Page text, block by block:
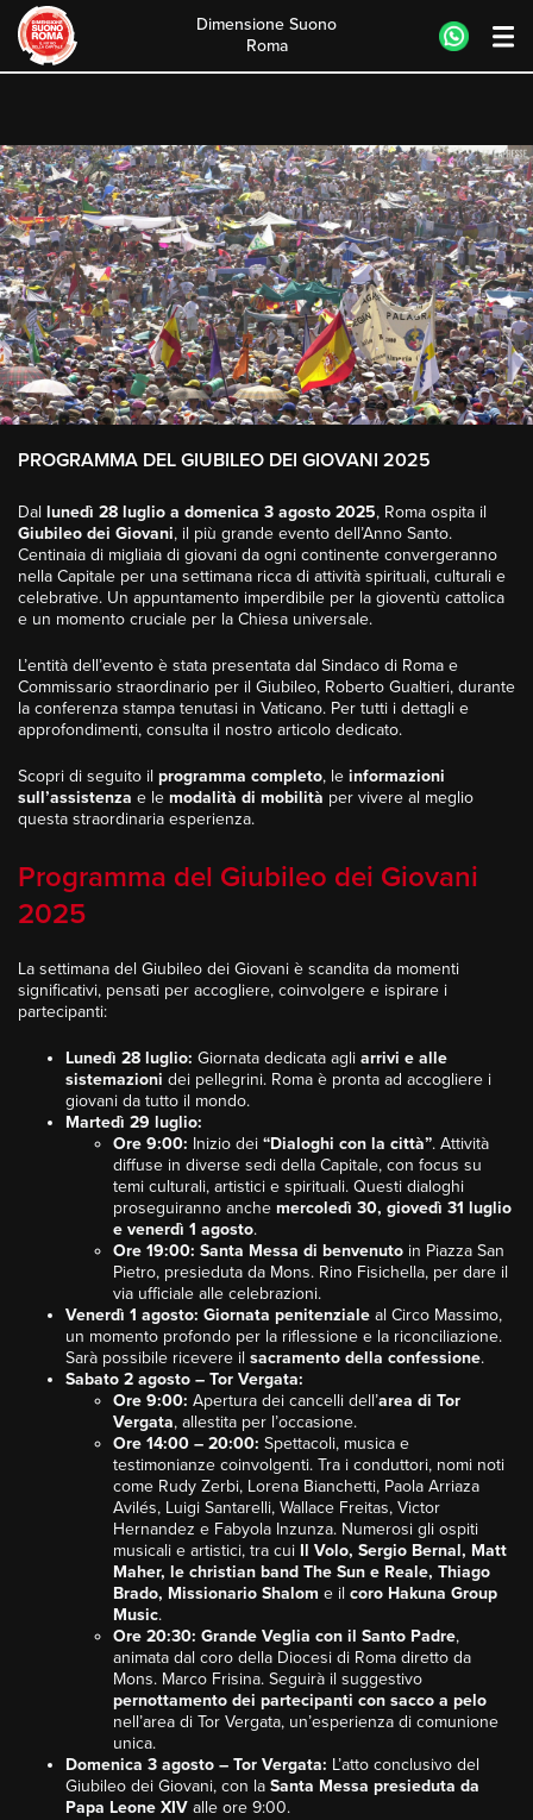
Giubileo dei Giovani 2025
content
Dimensione Suono
Roma
PROGRAMMA DEL GIUBILEO DEI GIOVANI 2025
Dal lunedì 28 luglio a domenica 3 agosto 2025, Roma ospita il
Giubileo dei Giovani, il più grande evento dell’Anno Santo.
Centinaia di migliaia di giovani da ogni continente convergeranno
nella Capitale per una settimana ricca di attività spirituali, culturali e
celebrative. Un appuntamento imperdibile per la gioventù cattolica
e un momento cruciale per la Chiesa universale.
L’entità dell’evento è stata presentata dal Sindaco di Roma e
Commissario straordinario per il Giubileo, Roberto Gualtieri, durante
la conferenza stampa tenutasi in Vaticano. Per tutti i dettagli e
approfondimenti, consulta il nostro articolo dedicato.
Scopri di seguito il programma completo, le informazioni
sull’assistenza e le modalità di mobilità per vivere al meglio
questa straordinaria esperienza.
Programma del Giubileo dei Giovani
2025
La settimana del Giubileo dei Giovani è scandita da momenti
significativi, pensati per accogliere, coinvolgere e ispirare i
partecipanti:
Lunedì 28 luglio: Giornata dedicata agli arrivi e alle
sistemazioni dei pellegrini. Roma è pronta ad accogliere i
giovani da tutto il mondo.
Martedì 29 luglio:
Ore 9:00: Inizio dei “Dialoghi con la città”. Attività
diffuse in diverse sedi della Capitale, con focus su
temi culturali, artistici e spirituali. Questi dialoghi
proseguiranno anche mercoledì 30, giovedì 31 luglio
e venerdì 1 agosto.
Ore 19:00: Santa Messa di benvenuto in Piazza San
Pietro, presieduta da Mons. Rino Fisichella, per dare il
via ufficiale alle celebrazioni.
Venerdì 1 agosto: Giornata penitenziale al Circo Massimo,
un momento profondo per la riflessione e la riconciliazione.
Sarà possibile ricevere il sacramento della confessione.
Sabato 2 agosto – Tor Vergata:
Ore 9:00: Apertura dei cancelli dell’area di Tor
Vergata, allestita per l’occasione.
Ore 14:00 – 20:00: Spettacoli, musica e
testimonianze coinvolgenti. Tra i conduttori, nomi noti
come Rudy Zerbi, Lorena Bianchetti, Paola Arriaza
Avilés, Luigi Santarelli, Wallace Freitas, Victor
Hernandez e Fabyola Inzunza. Numerosi gli ospiti
musicali e artistici, tra cui Il Volo, Sergio Bernal, Matt
Maher, le christian band The Sun e Reale, Thiago
Brado, Missionario Shalom e il coro Hakuna Group
Music.
Ore 20:30: Grande Veglia con il Santo Padre,
animata dal coro della Diocesi di Roma diretto da
Mons. Marco Frisina. Seguirà il suggestivo
pernottamento dei partecipanti con sacco a pelo
nell’area di Tor Vergata, un’esperienza di comunione
unica.
Domenica 3 agosto – Tor Vergata: L’atto conclusivo del
Giubileo dei Giovani, con la Santa Messa presieduta da
Papa Leone XIV alle ore 9:00.